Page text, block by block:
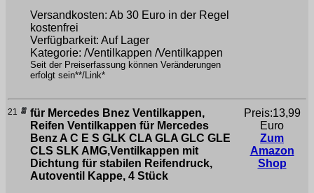
Versandkosten: Ab 30 Euro in der Regel
kostenfrei
Verfügbarkeit: Auf Lager
Kategorie: /Ventilkappen /Ventilkappen
Seit der Preiserfassung können Veränderungen
erfolgt sein**/Link*
21
für Mercedes Bnez Ventilkappen,
Reifen Ventilkappen für Mercedes
Benz A C E S GLK CLA GLA GLC GLE
CLS SLK AMG,Ventilkappen mit
Dichtung für stabilen Reifendruck,
Autoventil Kappe, 4 Stück
Preis:13,99
Euro
Zum
Amazon
Shop